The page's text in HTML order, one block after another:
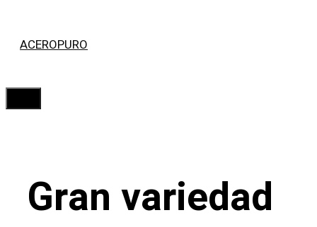
ACEROPURO
Gran variedad